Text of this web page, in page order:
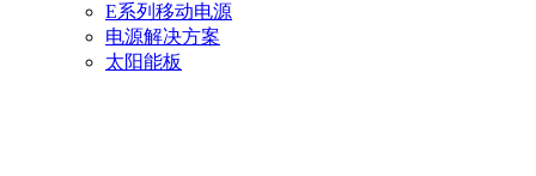
E系列移动电源
电源解决方案
太阳能板